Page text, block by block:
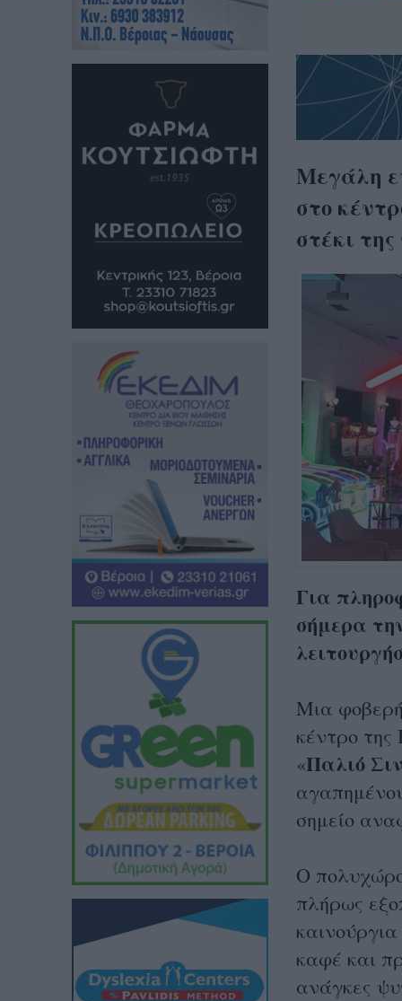
Μεγάλη
στο
στέκι
Για
σήμερα
Μια φοβερή
κέντρο της
«Παλιό
σημείο
Ο
πλήρως
καφέ και
ανάγκες